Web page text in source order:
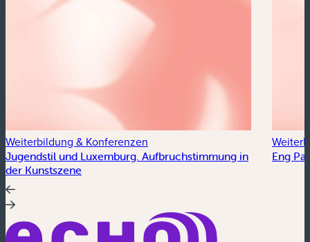
Weiterbildung & Konferenzen
Jugendstil und Luxemburg. Aufbruchstimmung in
der Kunstszene
Eng